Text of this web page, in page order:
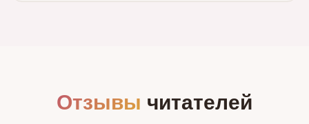
Отзывы читателей